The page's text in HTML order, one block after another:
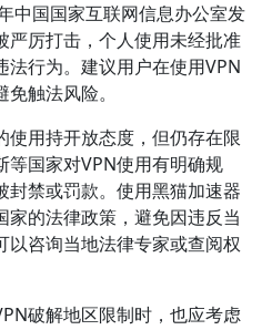
中国国家互联网信息办公室发
严厉打击，个人使用未经批准
法行为。建议用户在使用VPN
触法风险。
使用持开放态度，但仍存在限
等国家对VPN使用有明确规
封禁或罚款。使用黑猫加速器
家的法律政策，避免因违反当
以咨询当地法律专家或查阅权
破解地区限制时，也应考虑